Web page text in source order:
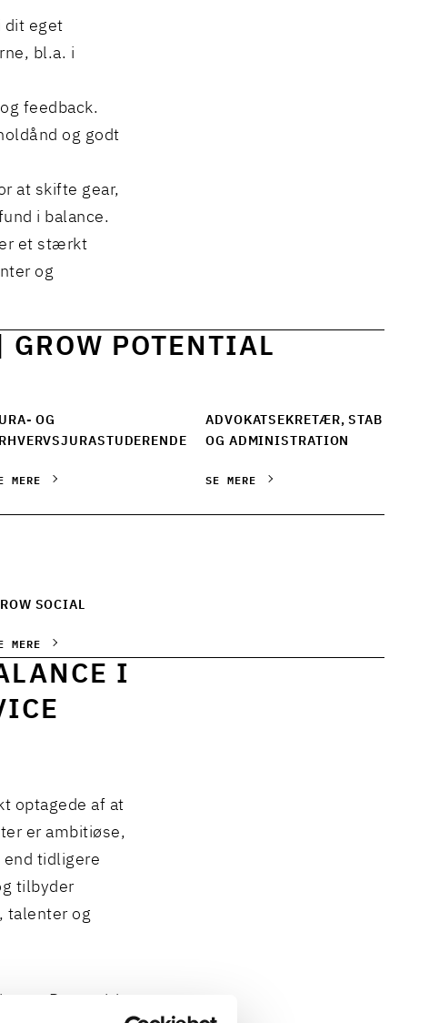
dit eget
bl.a. i
feedback.
og godt
at skifte gear,
i balance.
et stærkt
og
POTENTIAL
OG
MERE
ADVOKATSEKRETÆR, STAB
OG ADMINISTRATION
SE MERE
SOCIAL
MERE
I
optagede af at
er ambitiøse,
end tidligere
tilbyder
talenter og